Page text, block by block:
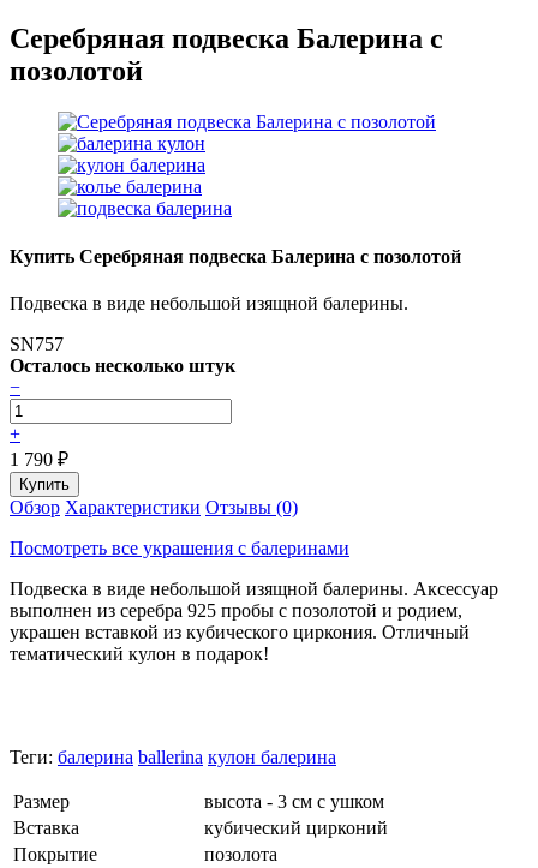
Серебряная подвеска Балерина с
позолотой
Купить Серебряная подвеска Балерина с позолотой
Подвеска в виде небольшой изящной балерины.
SN757
Осталось несколько штук
−
+
1 790 ₽
Обзор Характеристики Отзывы (0)
Посмотреть все украшения с балеринами
Подвеска в виде небольшой изящной балерины. Аксессуар
выполнен из серебра 925 пробы с позолотой и родием,
украшен вставкой из кубического циркония. Отличный
тематический кулон в подарок!
Теги: балерина ballerina кулон балерина
Размер
высота - 3 см с ушком
Вставка
кубический цирконий
Покрытие
позолота